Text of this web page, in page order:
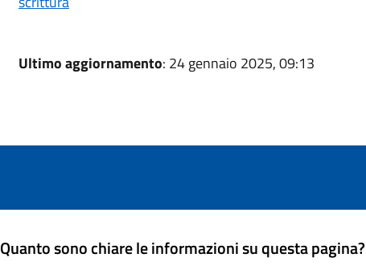
Ultimo aggiornamento: 24 gennaio 2025, 09:13
Quanto sono chiare le informazioni su questa pagina?